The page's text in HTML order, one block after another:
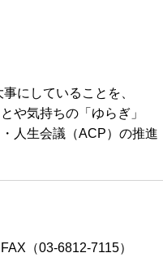
にしていることを、
や気持ちの「ゆらぎ」
人生会議（ACP）の推進
（03-6812-7115）